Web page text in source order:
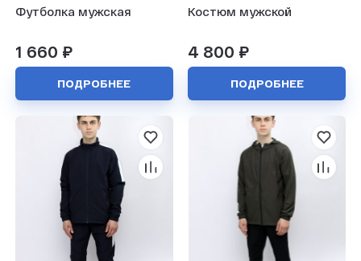
Футболка мужская
1 660 ₽
ПОДРОБНЕЕ
Костюм мужской
4 800 ₽
ПОДРОБНЕЕ